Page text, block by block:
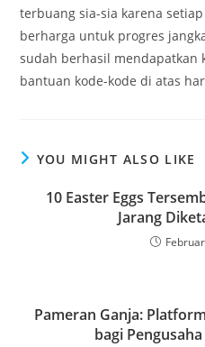
terbuang sia-sia karena
berharga untuk progres
sudah berhasil mendapatkan
bantuan kode-kode di atas
YOU MIGHT ALSO LIKE
10 Easter Eggs
Jarang
Pameran Ganja:
bagi